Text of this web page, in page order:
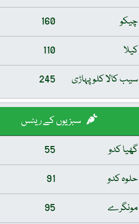
چیکو
160
کیلا
110
سیب کالا کلو پہاڑی
245
سبزیوں کے ریٹس
گھیا کدو
55
حلوہ کدو
91
مونگرے
95